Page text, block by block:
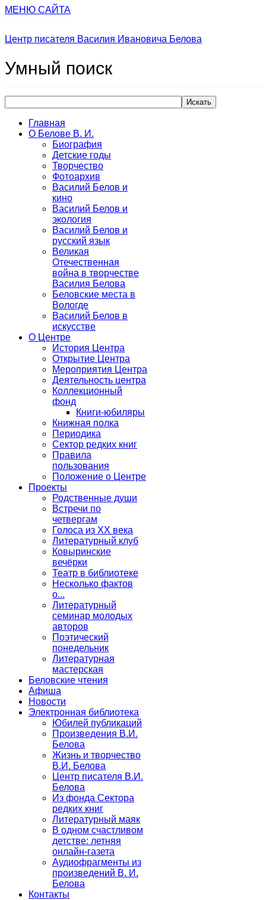
МЕНЮ САЙТА
Центр писателя Василия Ивановича Белова
Умный поиск
Искать
Главная
О Белове В. И.
Биография
Детские годы
Творчество
Фотоархив
Василий Белов и
кино
Василий Белов и
экология
Василий Белов и
русский язык
Великая
Отечественная
война в творчестве
Василия Белова
Беловские места в
Вологде
Василий Белов в
искусстве
О Центре
История Центра
Открытие Центра
Мероприятия Центра
Деятельность центра
Коллекционный
фонд
Книги-юбиляры
Книжная полка
Периодика
Сектор редких книг
Правила
пользования
Положение о Центре
Проекты
Родственные души
Встречи по
четвергам
Голоса из ХХ века
Литературный клуб
Ковыринские
вечёрки
Театр в библиотеке
Несколько фактов
о...
Литературный
семинар молодых
авторов
Поэтический
понедельник
Литературная
мастерская
Беловские чтения
Афиша
Новости
Электронная библиотека
Юбилей публикаций
Произведения В.И.
Белова
Жизнь и творчество
В.И. Белова
Центр писателя В.И.
Белова
Из фонда Сектора
редких книг
Литературный маяк
В одном счастливом
детстве: летняя
онлайн-газета
Аудиофрагменты из
произведений В. И.
Белова
Контакты